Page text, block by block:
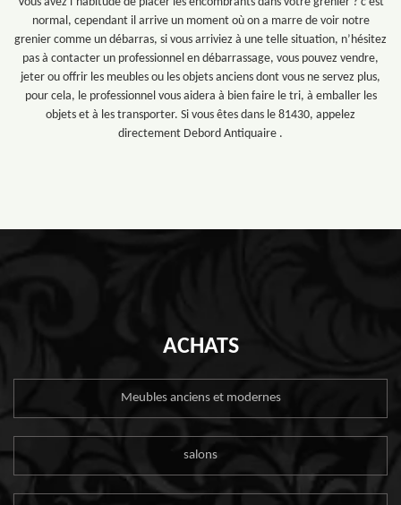
normal, cependant il arrive un moment où on a marre de voir notre
grenier comme un débarras, si vous arriviez à une telle situation, n’hésitez
pas à contacter un professionnel en débarrassage, vous pouvez vendre,
jeter ou offrir les meubles ou les objets anciens dont vous ne servez plus,
pour cela, le professionnel vous aidera à bien faire le tri, à emballer les
objets et à les transporter. Si vous êtes dans le 81430, appelez
directement Debord Antiquaire .
ACHATS
Meubles anciens et modernes
salons